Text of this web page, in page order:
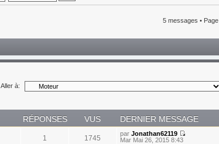
5 messages • Page
Aller à:
RÉPONSES VUS DERNIER MESSAGE
1 1745
par Jonathan62119
Mar Mai 26, 2015 8:43